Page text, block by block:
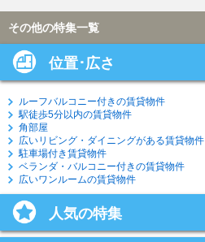
その他の特集一覧
位置･広さ
ルーフバルコニー付きの賃貸物件
駅徒歩5分以内の賃貸物件
角部屋
広いリビング・ダイニングがある賃貸物件
駐車場付き賃貸物件
ベランダ・バルコニー付きの賃貸物件
広いワンルームの賃貸物件
人気の特集